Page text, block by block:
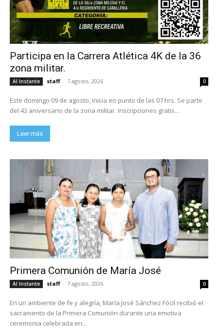
Participa en la Carrera Atlética 4K de la 36
zona militar.
Al Instante staff - 7 agosto, 2026 0
Este domingo 09 de agosto, inicia en punto de las 07 hrs. Se parte
del 43 aniversario de la zona militar. Inscripciones gratis...
Leer más
Primera Comunión de María José
Al Instante staff - 7 agosto, 2026 0
En un ambiente de fe y alegría, María José Sánchez Fócil recibió el
sacramento de la Primera Comunión durante una emotiva
ceremonia celebrada en...